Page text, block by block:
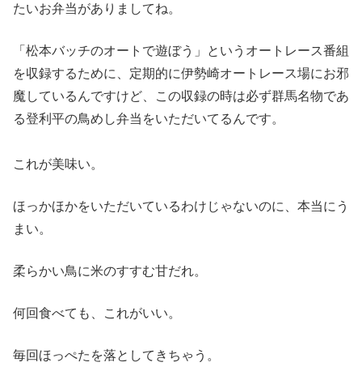
たいお弁当がありましてね。
「松本バッチのオートで遊ぼう」というオート レース番組
を収録するために、定期的に伊勢崎オートレース場にお邪
魔しているんですけど、この収録の時は必ず群馬名物であ
る登利 平の鳥めし弁当をいただいてるんです。
これが美味い。
ほっかほかをいただいているわけじゃないのに、本当にう
まい。
柔らかい鳥に米のすすむ甘だれ。
何回食べても、これがいい。
毎回ほっぺたを落としてきちゃう。